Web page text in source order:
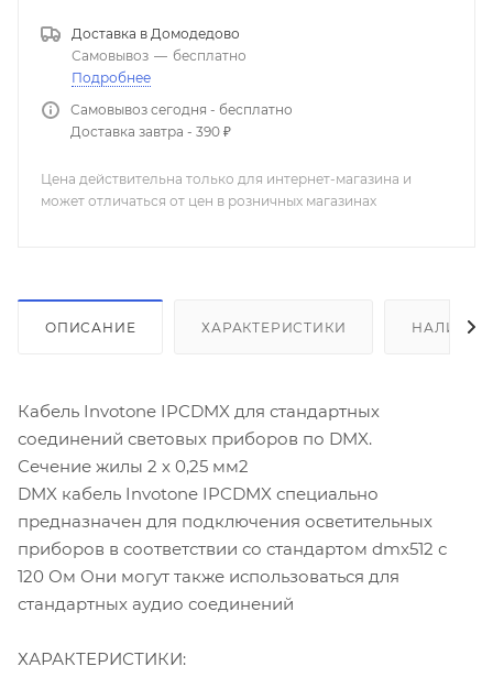
Доставка в Домодедово
Самовывоз — бесплатно
Подробнее
Самовывоз сегодня - бесплатно
Доставка завтра - 390 ₽
Цена действительна только для интернет-магазина и
может отличаться от цен в розничных магазинах
ОПИСАНИЕ ХАРАКТЕРИСТИКИ НАЛИЧИЕ
Кабель Invotone IPCDMX для стандартных
соединений световых приборов по DMX.
Сечение жилы 2 х 0,25 мм2
DMX кабель Invotone IPCDMX специально
предназначен для подключения осветительных
приборов в соответствии со стандартом dmx512 с
120 Ом Они могут также использоваться для
стандартных аудио соединений
ХАРАКТЕРИСТИКИ: